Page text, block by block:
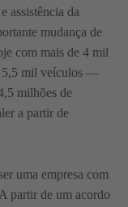
assistência da
mudança de
com mais de 4 mil
5,5 mil veículos —
milhões de
a partir de
uma empresa com
partir de um acordo